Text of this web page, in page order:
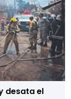
y desata el